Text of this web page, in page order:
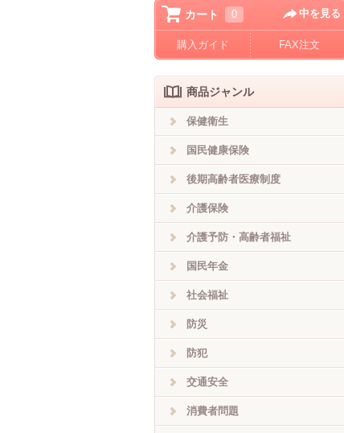
カート 0 中を見る
購入ガイド FAX注文
商品ジャンル
保健衛生
国民健康保険
後期高齢者医療制度
介護保険
介護予防・高齢者福祉
国民年金
社会福祉
防災
防犯
交通安全
消費者問題